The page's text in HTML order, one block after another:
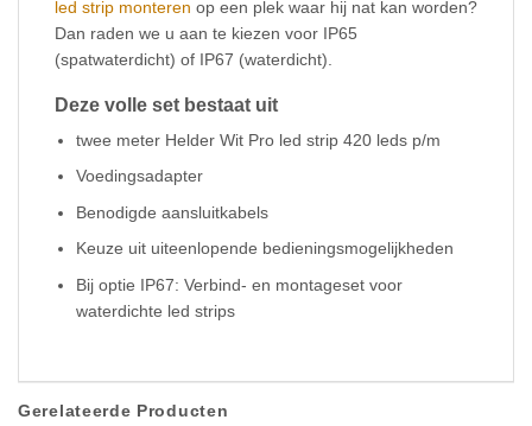
led strip monteren op een plek waar hij nat kan worden?
Dan raden we u aan te kiezen voor IP65
(spatwaterdicht) of IP67 (waterdicht).
Deze volle set bestaat uit
twee meter Helder Wit Pro led strip 420 leds p/m
Voedingsadapter
Benodigde aansluitkabels
Keuze uit uiteenlopende bedieningsmogelijkheden
Bij optie IP67: Verbind- en montageset voor
waterdichte led strips
Gerelateerde Producten